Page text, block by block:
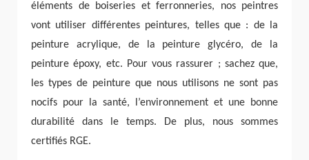
éléments de boiseries et ferronneries, nos peintres
vont utiliser différentes peintures, telles que : de la
peinture acrylique, de la peinture glycéro, de la
peinture époxy, etc. Pour vous rassurer ; sachez que,
les types de peinture que nous utilisons ne sont pas
nocifs pour la santé, l’environnement et une bonne
durabilité dans le temps. De plus, nous sommes
certifiés RGE.